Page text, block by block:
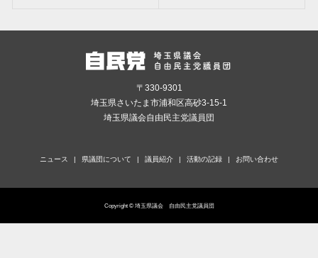
〒330-9301
埼玉県さいたま市浦和区高砂3-15-1
埼玉県議会自由民主党議員団
ニュース 県議団について 議員紹介 活動の記録 お問い合わせ
Copyright © 埼玉県議会 自由民主党議員団